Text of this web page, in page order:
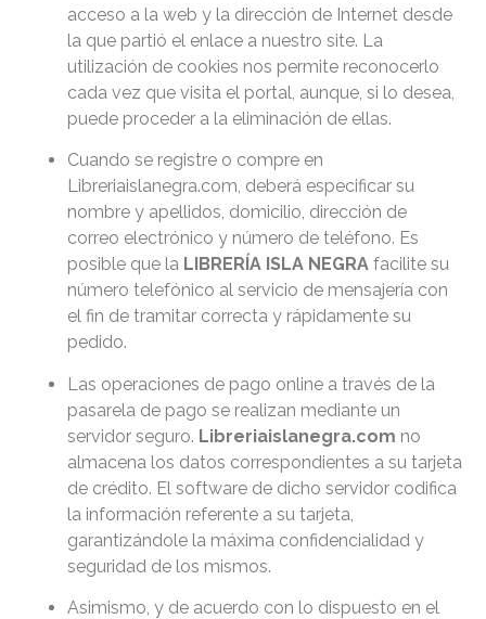
acceso a la web y la dirección de Internet desde
la que partió el enlace a nuestro site. La
utilización de cookies nos permite reconocerlo
cada vez que visita el portal, aunque, si lo desea,
puede proceder a la eliminación de ellas.
Cuando se registre o compre en
Libreriaislanegra.com, deberá especificar su
nombre y apellidos, domicilio, dirección de
correo electrónico y número de teléfono. Es
posible que la LIBRERÍA ISLA NEGRA facilite su
número telefónico al servicio de mensajería con
el fin de tramitar correcta y rápidamente su
pedido.
Las operaciones de pago online a través de la
pasarela de pago se realizan mediante un
servidor seguro. Libreriaislanegra.com no
almacena los datos correspondientes a su tarjeta
de crédito. El software de dicho servidor codifica
la información referente a su tarjeta,
garantizándole la máxima confidencialidad y
seguridad de los mismos.
Asimismo, y de acuerdo con lo dispuesto en el